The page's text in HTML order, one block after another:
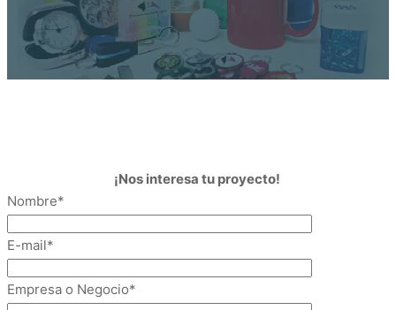
¡Nos interesa tu proyecto!
Nombre*
E-mail*
Empresa o Negocio*